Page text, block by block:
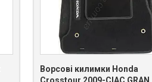
Ворсові килимки Honda
Crosstour 2009-CIAC GRAN